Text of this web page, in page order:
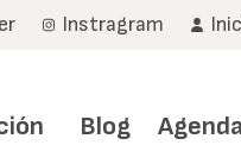
Instragram
Blog Agenda